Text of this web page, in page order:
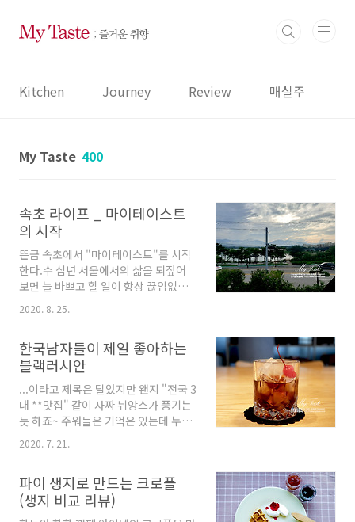
Kitchen Journey Review 매실주
My Taste 400
속초 라이프 _ 마이테이스트
의 시작
뜬금 속초에서 "마이테이스트"를 시작
한다.수 십년 서울에서의 삶을 되짚어
보면 늘 바쁘고 할 일이 항상 끊임없이
대기 중...미친 바쁨이 일상이 나날을 보
내다가 비행기 타는 거 부담스러워 하시
쐬러 가면 주로 설악산이 있는 속초에
갔었는데 서울 양양 고속도로가 생기면
서 더 자주 다니게 되었다. 그렇게 속초
를 기점으로 여기 저기 다니다 보니 속
초 지리도 눈에 익고 아는 곳도 많아지
면서 속초는 더이상 낯선 휴양도시가 아
닌 친근한 동네가 되어갔다.그러다가
구하게 됐고... 그렇게 키를 받아들고 고
3 수험생 아들의 짧은 여름방학동안 수
양이나 시킬 겸 데리고 도착한 첫날 밤,
2020. 8. 25.
한국남자들이 제일 좋아하는
블랙러시안
...이라고 제목은 달았지만 왠지 "전국 3
대 **맛집" 같이 사짜 뉘앙스가 풍기는
듯 하죠~ 주워들은 기억은 있는데 누가
조사해서 통계를 낸건지... 일단 우리집
에 사는 한국 남자는 별로 안좋아합니
서 오늘은 칼루아 양을 늘리고 얼음에
좀 많이 희석해서 마셔보니... 음~ 좋은
데요~ 칼루아와 보드카만 있으면 되는
2020. 7. 21.
파이 생지로 만드는 크로플
(생지 비교 리뷰)